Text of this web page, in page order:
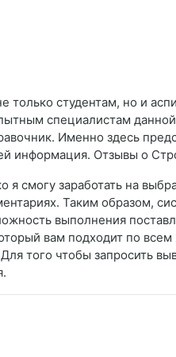
студентам, но и
специалистам
Именно здесь
информация. Отзывы о
я смогу заработать на
Таким образом,
выполнения
вам подходит по
того чтобы запросить